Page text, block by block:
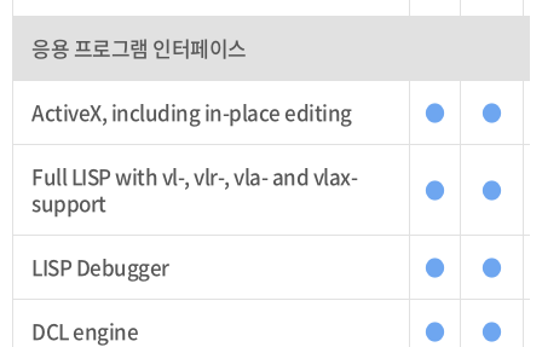
응용 프로그램 인터페이스
ActiveX, including in-place editing ● ●
Full LISP with vl-, vlr-, vla- and vlax-
support
● ●
LISP Debugger ● ●
DCL engine ● ●